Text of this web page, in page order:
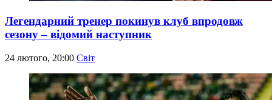
Легендарний тренер покинув клуб впродовж
сезону – відомий наступник
24 лютого, 20:00 Світ